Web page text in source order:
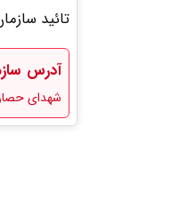
تائید
آدرس
شهدای حصارک،